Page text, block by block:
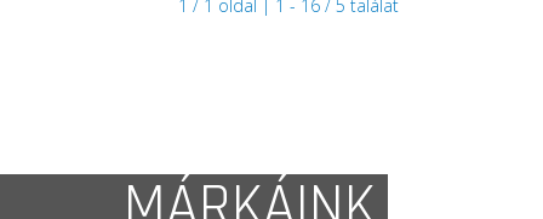
1 / 1 oldal | 1 - 16 / 5 találat